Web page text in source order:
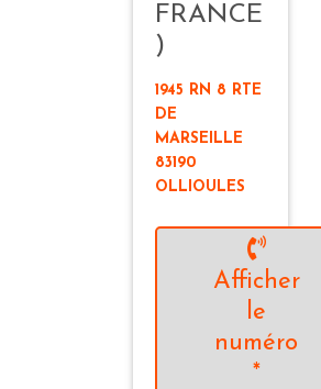
FRANCE
)
1945 RN 8 RTE
DE
MARSEILLE
83190
OLLIOULES
Afficher
le
numéro
*